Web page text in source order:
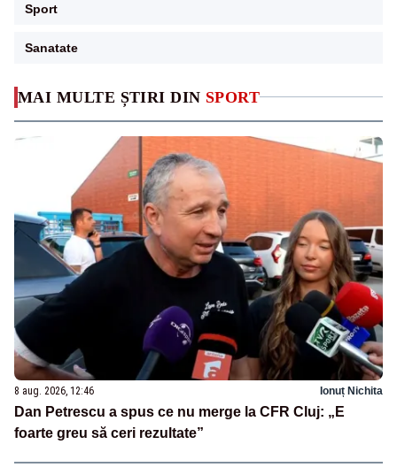
MAI MULTE ȘTIRI DIN SPORT
8 aug. 2026, 12:46 Ionuț Nichita
Dan Petrescu a spus ce nu merge la CFR Cluj: „E
foarte greu să ceri rezultate”
Sport
Sanatate